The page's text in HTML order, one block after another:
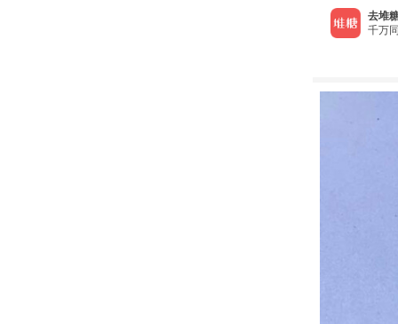
去堆
千万